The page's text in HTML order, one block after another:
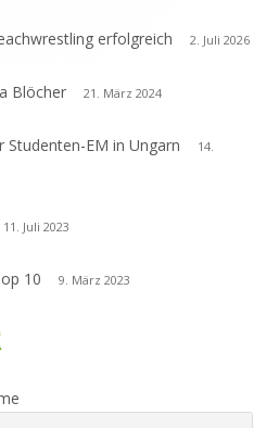
erfolgreich 2. Juli 2026
Blöcher 21. März 2024
EM in Ungarn
14.
11. Juli 2023
10 9. März 2023